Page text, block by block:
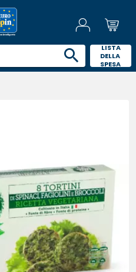
LISTA
DELLA
SPESA